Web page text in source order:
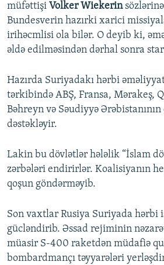
müfəttişi Volker Wiekerin
Bundesverin hazırki xarici
irihəcmlisi ola bilər. O deyib ki,
əldə edilməsindən dərhal sonra
Hazırda Suriyadakı hərbi
tərkibində ABŞ, Fransa, Mərakeş,
Bəhreyn və Səudiyyə
dəstəkləyir.
Lakin bu dövlətlər hələlik “İslam
zərbələri endirirlər. Koalisiyanın
qoşun göndərməyib.
Son vaxtlar Rusiya Suriyada hərbi
gücləndirib. Əssad rejiminin
müasir S-400 raketdən müdafiə
bombardmançı təyyarələri